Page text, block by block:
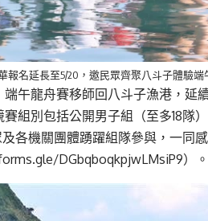
報名延長至5/20，邀民眾齊聚八斗子體驗端
午龍舟賽移師回八斗子漁港，延
組別包括公開男子組（至多18隊
各機關團體踴躍組隊參與，一同
DGbqboqkpjwLMsiP9）。